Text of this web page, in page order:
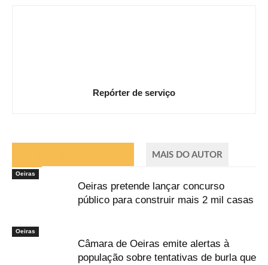
Repórter de serviço
MAIS DO AUTOR
Oeiras
Oeiras pretende lançar concurso
público para construir mais 2 mil casas
Oeiras
Câmara de Oeiras emite alertas à
população sobre tentativas de burla que